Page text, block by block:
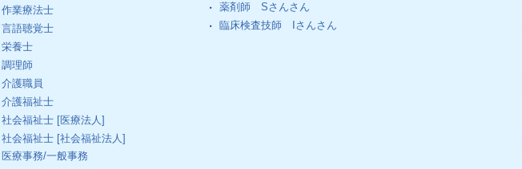
作業療法士
言語聴覚士
栄養士
調理師
介護職員
介護福祉士
社会福祉士 [医療法人]
社会福祉士 [社会福祉法人]
医療事務/一般事務
薬剤師Sさんさん
臨床検査技師Iさんさん